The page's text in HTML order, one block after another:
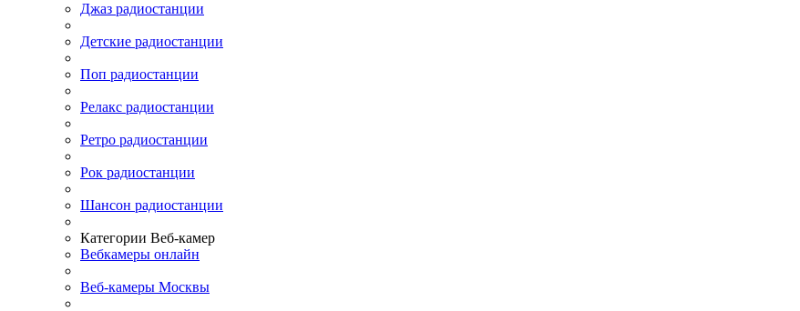
Джаз радиостанции
Детские радиостанции
Поп радиостанции
Релакс радиостанции
Ретро радиостанции
Рок радиостанции
Шансон радиостанции
Категории Веб-камер
Вебкамеры онлайн
Веб-камеры Москвы